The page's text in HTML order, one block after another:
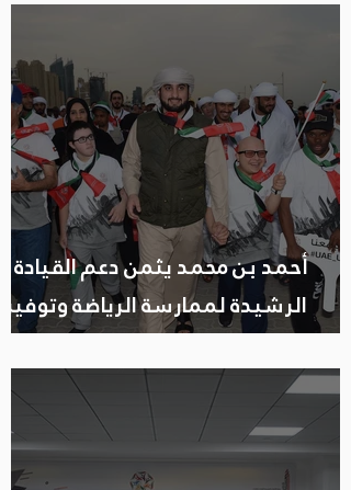
أحمد بن محمد يثمن دعم القيادة
الرشيدة لممارسة الرياضة وتوفير
البيئة الداعمة لممارستها
على استدامتها